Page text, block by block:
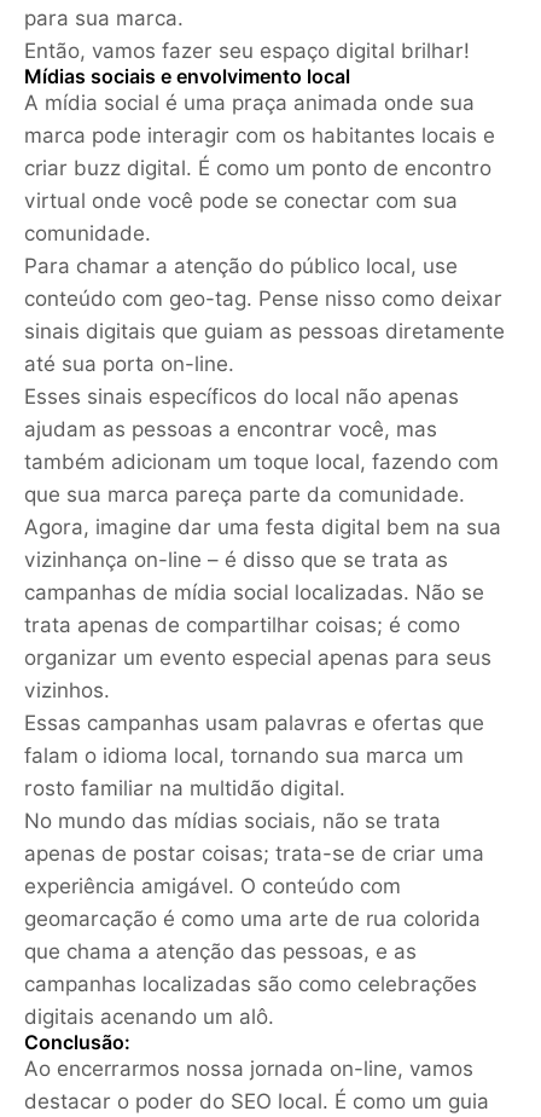
para sua marca.
Então, vamos fazer seu espaço digital brilhar!
Mídias sociais e envolvimento local
A mídia social é uma praça animada onde sua
marca pode interagir com os habitantes locais e
criar buzz digital. É como um ponto de encontro
virtual onde você pode se conectar com sua
comunidade.
Para chamar a atenção do público local, use
conteúdo com geo-tag. Pense nisso como deixar
sinais digitais que guiam as pessoas diretamente
até sua porta on-line.
Esses sinais específicos do local não apenas
ajudam as pessoas a encontrar você, mas
também adicionam um toque local, fazendo com
que sua marca pareça parte da comunidade.
Agora, imagine dar uma festa digital bem na sua
vizinhança on-line – é disso que se trata as
campanhas de mídia social localizadas. Não se
trata apenas de compartilhar coisas; é como
organizar um evento especial apenas para seus
vizinhos.
Essas campanhas usam palavras e ofertas que
falam o idioma local, tornando sua marca um
rosto familiar na multidão digital.
No mundo das mídias sociais, não se trata
apenas de postar coisas; trata-se de criar uma
experiência amigável. O conteúdo com
geomarcação é como uma arte de rua colorida
que chama a atenção das pessoas, e as
campanhas localizadas são como celebrações
digitais acenando um alô.
Conclusão:
Ao encerrarmos nossa jornada on-line, vamos
destacar o poder do SEO local. É como um guia